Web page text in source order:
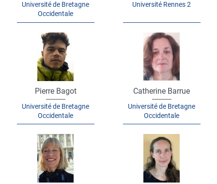
Université de Bretagne
Occidentale
Université Rennes 2
Pierre Bagot
Université de Bretagne
Occidentale
Catherine Barrue
Université de Bretagne
Occidentale